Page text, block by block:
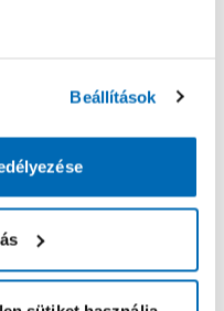
Beállítások